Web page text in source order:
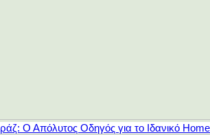
Ο Απόλυτος Οδηγός για το Ιδανικό